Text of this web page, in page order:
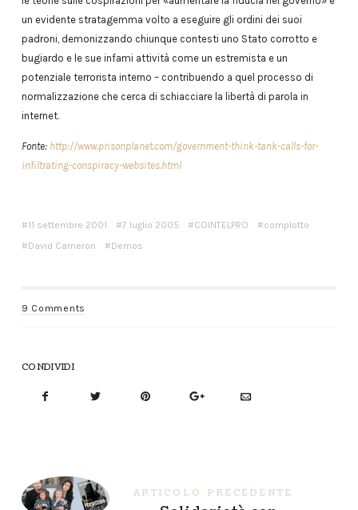
un evidente stratagemma volto a eseguire gli ordini dei suoi
padroni, demonizzando chiunque contesti uno Stato corrotto e
bugiardo e le sue infami attività come un estremista e un
potenziale terrorista interno – contribuendo a quel processo di
normalizzazione che cerca di schiacciare la libertà di parola in
internet.
Fonte: http://www.prisonplanet.com/government-think-tank-calls-for-
infiltrating-conspiracy-websites.html
11 settembre 2001 7 luglio 2005 COINTELPRO
complotto
David Cameron
Demos
9 Comments
CONDIVIDI
ARTICOLO PRECEDENTE